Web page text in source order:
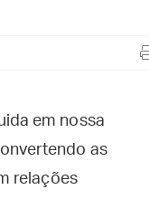
em nossa
as
relações